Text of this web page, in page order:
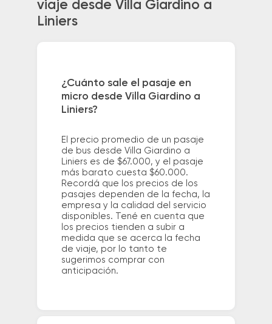
viaje desde Villa Giardino a
Liniers
¿Cuánto sale el pasaje en
micro desde Villa Giardino a
Liniers?
El precio promedio de un pasaje
de bus desde Villa Giardino a
Liniers es de $67.000, y el pasaje
más barato cuesta $60.000.
Recordá que los precios de los
pasajes dependen de la fecha, la
empresa y la calidad del servicio
disponibles. Tené en cuenta que
los precios tienden a subir a
medida que se acerca la fecha
de viaje, por lo tanto te
sugerimos comprar con
anticipación.